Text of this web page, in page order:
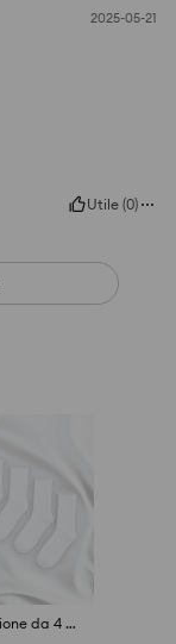
2025-05-21
Utile (0)
Confezione da 4 paia di calze